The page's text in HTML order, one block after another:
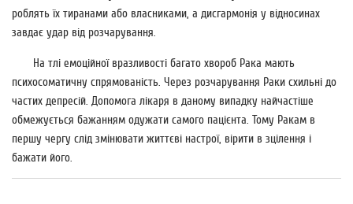
роблять їх тиранами або власниками, а дисгармонія у відносинах
завдає удар від розчарування.
На тлі емоційної вразливості багато хвороб Рака мають
психосоматичну спрямованість. Через розчарування Раки схильні до
частих депресій. Допомога лікаря в даному випадку найчастіше
обмежується бажанням одужати самого пацієнта. Тому Ракам в
першу чергу слід змінювати життєві настрої, вірити в зцілення і
бажати його.